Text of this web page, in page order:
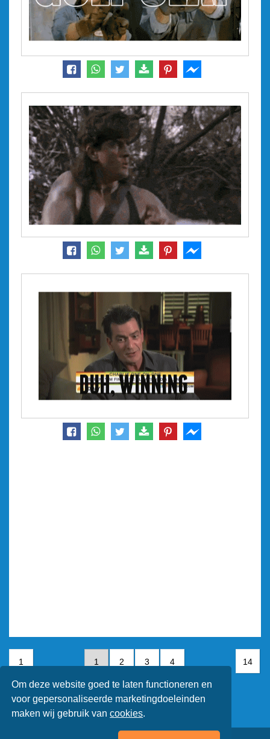
Om deze website goed te laten functioneren en
voor gepersonaliseerde marketingdoeleinden
maken wij gebruik vancookies.
1 1 2 3 4 14